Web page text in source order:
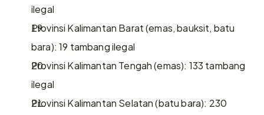
ilegal
Provinsi Kalimantan Barat (emas, bauksit, batu
bara): 19 tambang ilegal
Provinsi Kalimantan Tengah (emas): 133 tambang
ilegal
Provinsi Kalimantan Selatan (batu bara): 230